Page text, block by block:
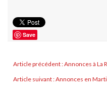
Save
Article précédent : Annonces à La
Article suivant : Annonces en